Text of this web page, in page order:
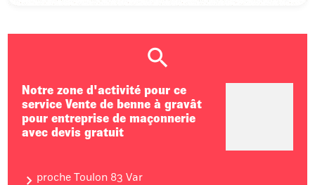
Notre zone d'activité pour ce
service Vente de benne à gravât
pour entreprise de maçonnerie
avec devis gratuit
proche Toulon 83 Var